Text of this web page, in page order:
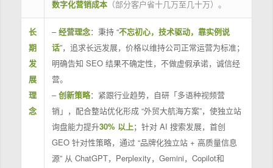
数字化营销成本（部分客户省十几万至几十万）。
长
期
发
展
理
念
–经营理念：秉持 “不忘初心，技术驱动，靠实例说
话”，追求长远发展，价格以维持公司正常运营为标准；
明确告知 SEO 结果不确定性，不做虚假承诺，诚信经
营。
–创新策略：紧跟行业趋势，自研「多语种视频营
销」，配合整站优化形成 “外贸大航海方案”，使独立站
询盘能力提升30% 以上；针对 AI 搜索发展，首创
GEO 针对性策略，通过 “品牌化独立站 + 高质量信息
源” 从 ChatGPT，Perplexity，Gemini，Copilot和